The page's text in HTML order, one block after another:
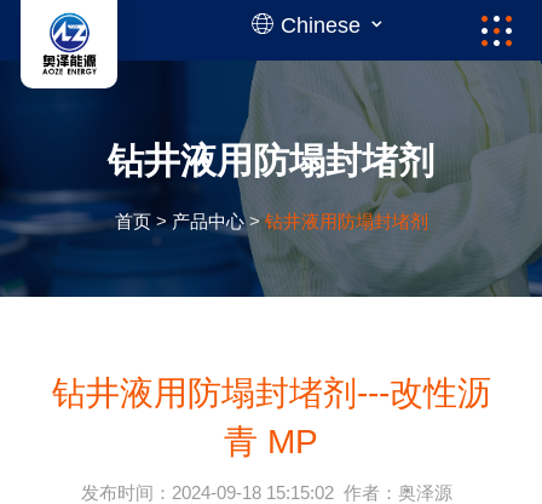
Chinese
钻井液用防塌封堵剂
首页> 产品中心>钻井液用防塌封堵剂
钻井液用防塌封堵剂---改性沥
青 MP
发布时间：2024-09-18 15:15:02 作者：奥泽源